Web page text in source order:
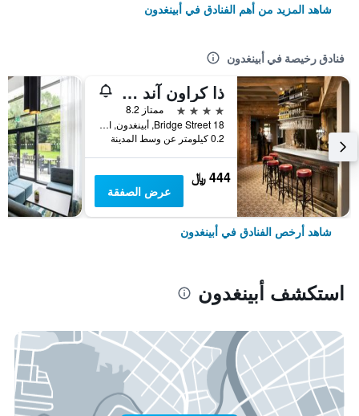
شاهد المزيد من أهم الفنادق في أبينغدون
فنادق رخيصة في أبينغدون
ذا كراون آند تيستل، أبينجدن، ا، أوكسفوردشاير - أكورن بوبس
4 نجوم
ممتاز 8.2
18 Bridge Street, أبينغدون, المملكة المتحدة
0.2 كيلومتر عن وسط المدينة
444 ﷼
عرض الصفقة
شاهد أرخص الفنادق في أبينغدون
استكشف أبينغدون